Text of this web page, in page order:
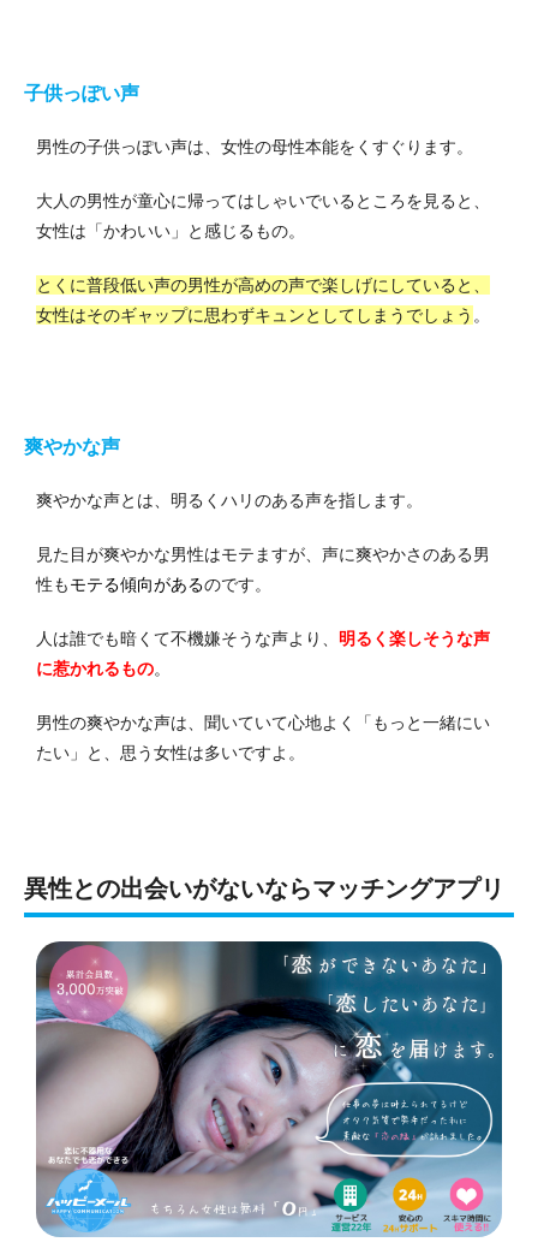
子供っぽい声
男性の子供っぽい声は、女性の母性本能をくすぐります。
大人の男性が童心に帰ってはしゃいでいるところを見ると、
女性は「かわいい」と感じるもの。
とくに普段低い声の男性が高めの声で楽しげにしていると、
女性はそのギャップに思わずキュンとしてしまうでしょう 。
爽やかな声
爽やかな声とは、明るくハリのある声を指します。
見た目が爽やかな男性はモテますが、声に爽やかさのある男
性もモテる傾向があるのです。
人は誰でも暗くて不機嫌そうな声より、 明るく楽しそうな声
に惹かれるもの。
男性の爽やかな声は、聞いていて心地よく「もっと一緒にい
たい」と、思う女性は多いですよ。
異性との出会いがないならマッチングアプリ